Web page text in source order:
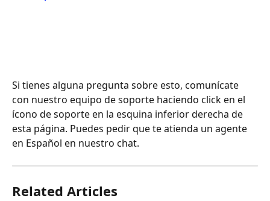
Si tienes alguna pregunta sobre esto, comunícate
con nuestro equipo de soporte haciendo click en el
ícono de soporte en la esquina inferior derecha de
esta página. Puedes pedir que te atienda un agente
en Español en nuestro chat.
Related Articles